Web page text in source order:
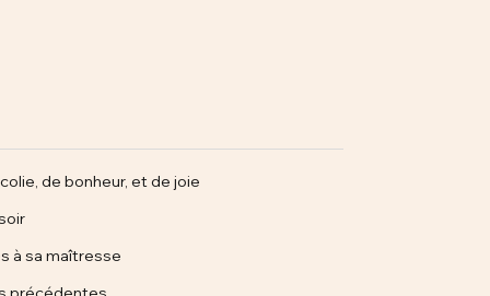
de bonheur, et de joie
à sa maîtresse